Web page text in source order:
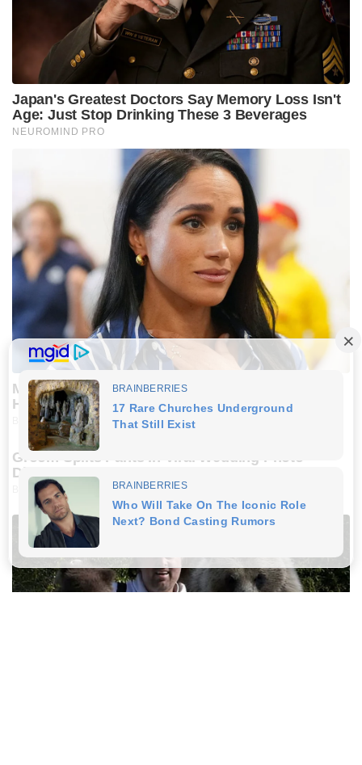
Japan's Greatest Doctors Say Memory Loss Isn't
Age: Just Stop Drinking These 3 Beverages
NEUROMIND PRO
Meghan Markle's Daughter All Grown Up — See
Her Now!
BUZZDAY
Groom Splits Pants In Viral Wedding Photo
Disaster!
BUZZDAY